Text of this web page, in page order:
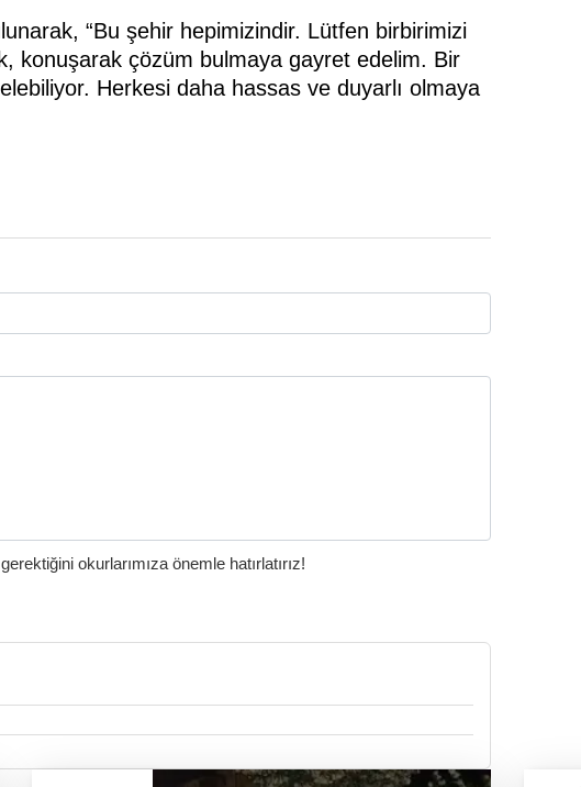
“Bu şehir hepimizindir. Lütfen birbirimizi
konuşarak çözüm bulmaya gayret edelim. Bir
Herkesi daha hassas ve duyarlı olmaya
okurlarımıza önemle hatırlatırız!